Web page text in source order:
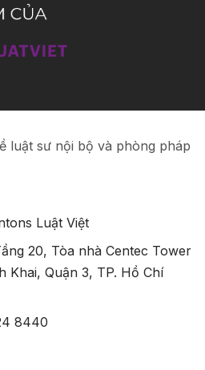
luật sư nội bộ và phòng pháp
Luật Việt
20, Tòa nhà Centec Tower
Khai, Quận 3, TP. Hồ Chí
8440